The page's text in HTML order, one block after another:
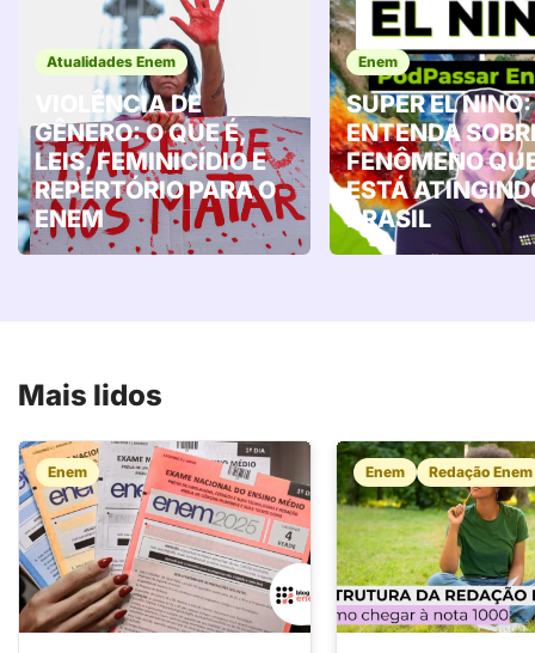
Atualidades Enem
VIOLÊNCIA DE
GÊNERO: O QUE É,
LEIS, FEMINICÍDIO E
REPERTÓRIO PARA O
ENEM
Enem
SUPER EL NINO:
ENTENDA
FENÔMENO
ESTÁ
BRASIL
Mais lidos
Enem Enem Redação Enem